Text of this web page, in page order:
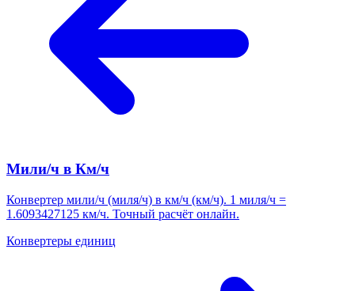
Мили/ч в Км/ч
Конвертер мили/ч (миля/ч) в км/ч (км/ч). 1 миля/ч =
1.6093427125 км/ч. Точный расчёт онлайн.
Конвертеры единиц